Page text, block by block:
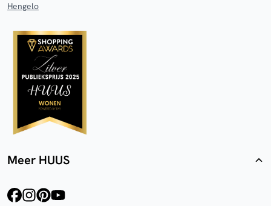
Hengelo
Meer HUUS
facebookinstagram
pinterest
youtube